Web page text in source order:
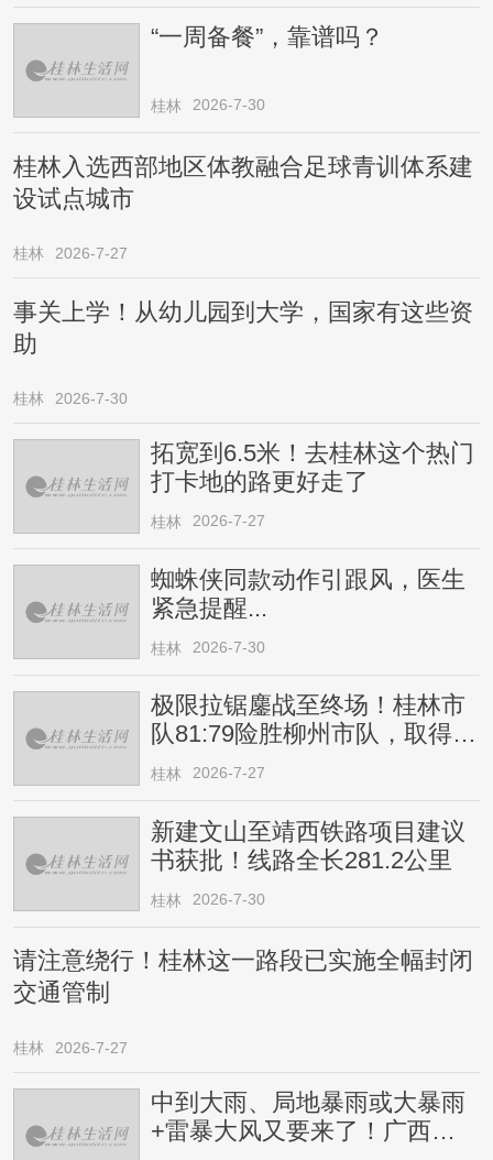
“一周备餐”，靠谱吗？
桂林 2026-7-30
桂林入选西部地区体教融合足球青训体系建
设试点城市
桂林 2026-7-27
事关上学！从幼儿园到大学，国家有这些资
助
桂林 2026-7-30
拓宽到6.5米！去桂林这个热门
打卡地的路更好走了
桂林 2026-7-27
蜘蛛侠同款动作引跟风，医生
紧急提醒...
桂林 2026-7-30
极限拉锯鏖战至终场！桂林市
队81:79险胜柳州市队，取得四
连胜
桂林 2026-7-27
新建文山至靖西铁路项目建议
书获批！线路全长281.2公里
桂林 2026-7-30
请注意绕行！桂林这一路段已实施全幅封闭
交通管制
桂林 2026-7-27
中到大雨、局地暴雨或大暴雨
+雷暴大风又要来了！广西人